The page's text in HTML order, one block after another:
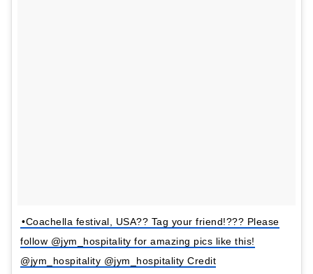
•Coachella festival, USA?? Tag your friend!??? Please
follow @jym_hospitality for amazing pics like this!
@jym_hospitality @jym_hospitality Credit